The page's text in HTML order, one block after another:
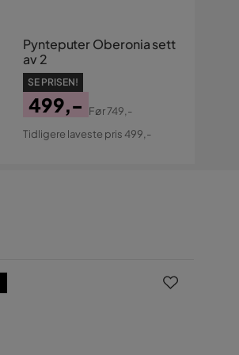
Pynteputer Oberonia sett
av 2
SE PRISEN!
Pris
499,-
Original
Før749,-
Tidligere laveste pris 499,-